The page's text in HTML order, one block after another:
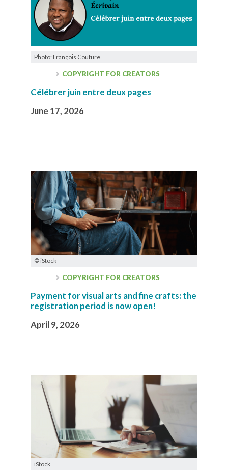
Photo: François Couture
COPYRIGHT FOR CREATORS
Célébrer juin entre deux pages
June 17, 2026
© iStock
COPYRIGHT FOR CREATORS
Payment for visual arts and fine crafts: the
registration period is now open!
April 9, 2026
iStock